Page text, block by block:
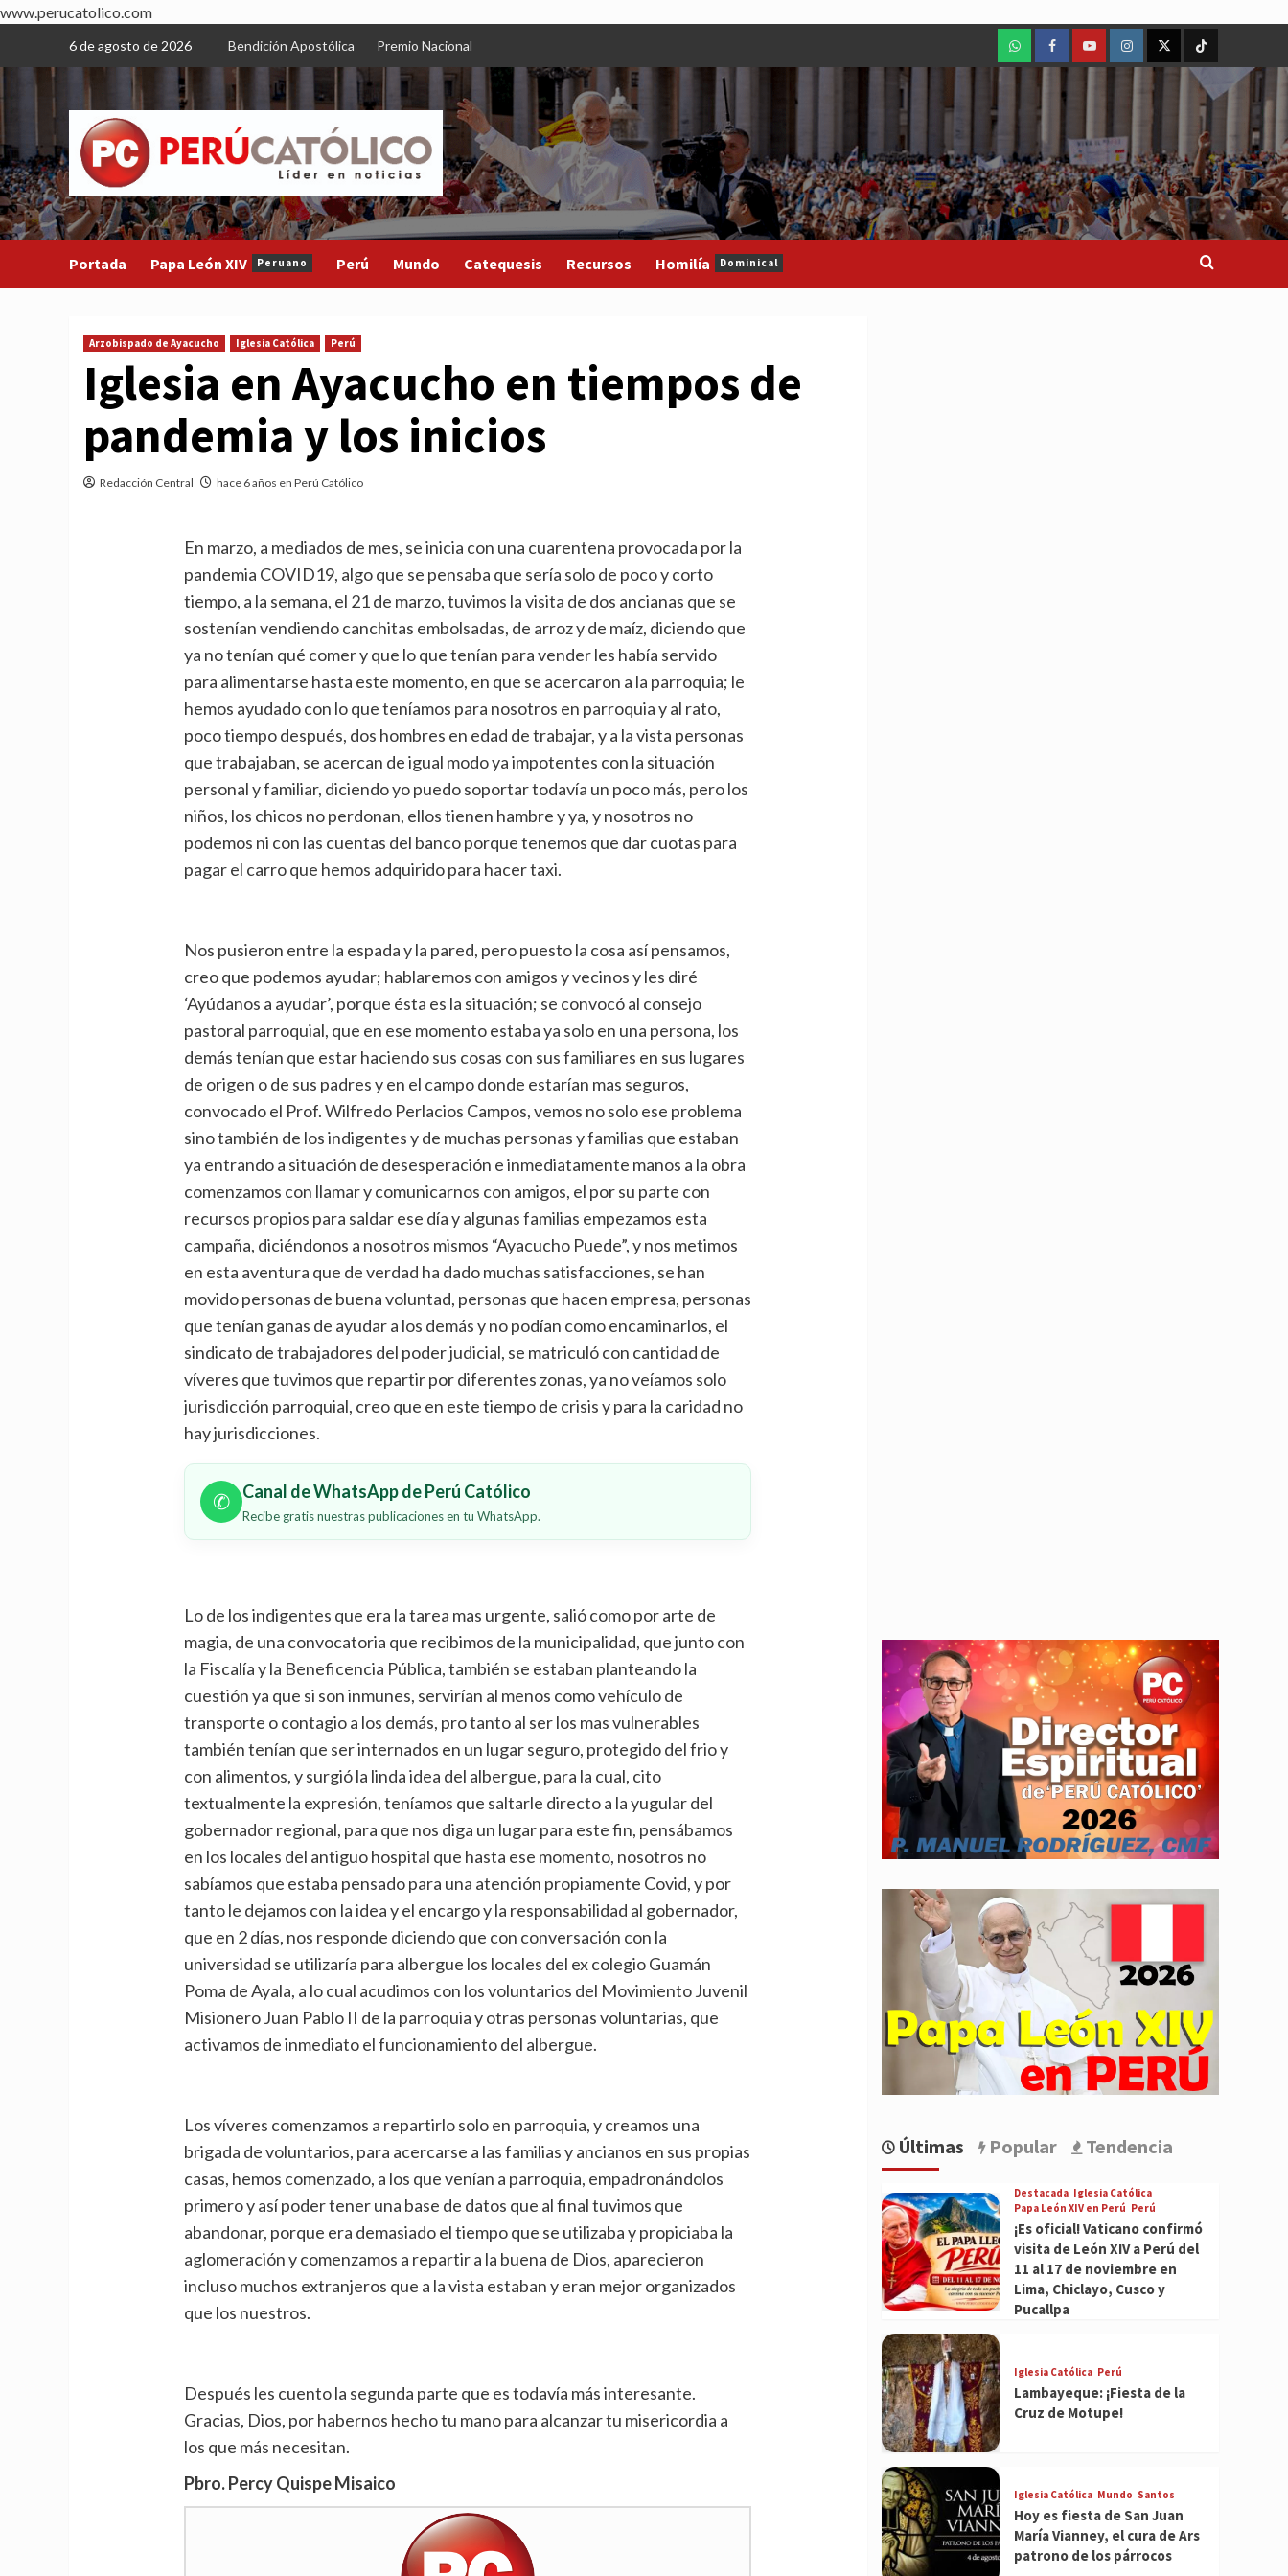
www.perucatolico.com
content
6 de agosto de 2026 Bendición Apostólica Premio Nacional
WhatsAppFacebookYoutubeInstagram
X TikTok
Portada Papa León XIV Peruano Perú Mundo Catequesis Recursos Homilía Dominical
Arzobispado de Ayacucho Iglesia Católica Perú
Iglesia en Ayacucho en tiempos de
pandemia y los inicios
Redacción Central hace 6 años en Perú Católico
En marzo, a mediados de mes, se inicia con una cuarentena provocada por la
pandemia COVID19, algo que se pensaba que sería solo de poco y corto
tiempo, a la semana, el 21 de marzo, tuvimos la visita de dos ancianas que se
sostenían vendiendo canchitas embolsadas, de arroz y de maíz, diciendo que
ya no tenían qué comer y que lo que tenían para vender les había servido
para alimentarse hasta este momento, en que se acercaron a la parroquia; le
hemos ayudado con lo que teníamos para nosotros en parroquia y al rato,
poco tiempo después, dos hombres en edad de trabajar, y a la vista personas
que trabajaban, se acercan de igual modo ya impotentes con la situación
personal y familiar, diciendo yo puedo soportar todavía un poco más, pero los
niños, los chicos no perdonan, ellos tienen hambre y ya, y nosotros no
podemos ni con las cuentas del banco porque tenemos que dar cuotas para
pagar el carro que hemos adquirido para hacer taxi.
Nos pusieron entre la espada y la pared, pero puesto la cosa así pensamos,
creo que podemos ayudar; hablaremos con amigos y vecinos y les diré
‘Ayúdanos a ayudar’, porque ésta es la situación; se convocó al consejo
pastoral parroquial, que en ese momento estaba ya solo en una persona, los
demás tenían que estar haciendo sus cosas con sus familiares en sus lugares
de origen o de sus padres y en el campo donde estarían mas seguros,
convocado el Prof. Wilfredo Perlacios Campos, vemos no solo ese problema
sino también de los indigentes y de muchas personas y familias que estaban
ya entrando a situación de desesperación e inmediatamente manos a la obra
comenzamos con llamar y comunicarnos con amigos, el por su parte con
recursos propios para saldar ese día y algunas familias empezamos esta
campaña, diciéndonos a nosotros mismos “Ayacucho Puede”, y nos metimos
en esta aventura que de verdad ha dado muchas satisfacciones, se han
movido personas de buena voluntad, personas que hacen empresa, personas
que tenían ganas de ayudar a los demás y no podían como encaminarlos, el
sindicato de trabajadores del poder judicial, se matriculó con cantidad de
víveres que tuvimos que repartir por diferentes zonas, ya no veíamos solo
jurisdicción parroquial, creo que en este tiempo de crisis y para la caridad no
hay jurisdicciones.
✆ Canal de WhatsApp de Perú Católico
Recibe gratis nuestras publicaciones en tu WhatsApp.
Lo de los indigentes que era la tarea mas urgente, salió como por arte de
magia, de una convocatoria que recibimos de la municipalidad, que junto con
la Fiscalía y la Beneficencia Pública, también se estaban planteando la
cuestión ya que si son inmunes, servirían al menos como vehículo de
transporte o contagio a los demás, pro tanto al ser los mas vulnerables
también tenían que ser internados en un lugar seguro, protegido del frio y
con alimentos, y surgió la linda idea del albergue, para la cual, cito
textualmente la expresión, teníamos que saltarle directo a la yugular del
gobernador regional, para que nos diga un lugar para este fin, pensábamos
en los locales del antiguo hospital que hasta ese momento, nosotros no
sabíamos que estaba pensado para una atención propiamente Covid, y por
tanto le dejamos con la idea y el encargo y la responsabilidad al gobernador,
que en 2 días, nos responde diciendo que con conversación con la
universidad se utilizaría para albergue los locales del ex colegio Guamán
Poma de Ayala, a lo cual acudimos con los voluntarios del Movimiento Juvenil
Misionero Juan Pablo II de la parroquia y otras personas voluntarias, que
activamos de inmediato el funcionamiento del albergue.
Los víveres comenzamos a repartirlo solo en parroquia, y creamos una
brigada de voluntarios, para acercarse a las familias y ancianos en sus propias
casas, hemos comenzado, a los que venían a parroquia, empadronándolos
primero y así poder tener una base de datos que al final tuvimos que
abandonar, porque era demasiado el tiempo que se utilizaba y propiciaba la
aglomeración y comenzamos a repartir a la buena de Dios, aparecieron
incluso muchos extranjeros que a la vista estaban y eran mejor organizados
que los nuestros.
Después les cuento la segunda parte que es todavía más interesante.
Gracias, Dios, por habernos hecho tu mano para alcanzar tu misericordia a
los que más necesitan.
Pbro. Percy Quispe Misaico
Últimas Popular Tendencia
Destacada Iglesia Católica
Papa León XIV en Perú Perú
¡Es oficial! Vaticano confirmó
visita de León XIV a Perú del
11 al 17 de noviembre en
Lima, Chiclayo, Cusco y
Pucallpa
Iglesia Católica Perú
Lambayeque: ¡Fiesta de la
Cruz de Motupe!
Iglesia Católica Mundo Santos
Hoy es fiesta de San Juan
María Vianney, el cura de Ars
patrono de los párrocos